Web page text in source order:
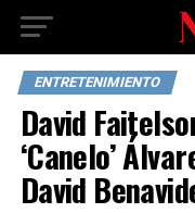
ENTRETENIMIENTO
David
‘Canelo’
David